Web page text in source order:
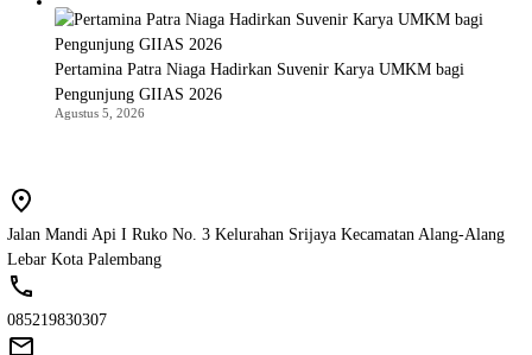
Pertamina Patra Niaga Hadirkan Suvenir Karya UMKM bagi
Pengunjung GIIAS 2026
Agustus 5, 2026
Jalan Mandi Api I Ruko No. 3 Kelurahan Srijaya Kecamatan Alang-Alang
Lebar Kota Palembang
085219830307